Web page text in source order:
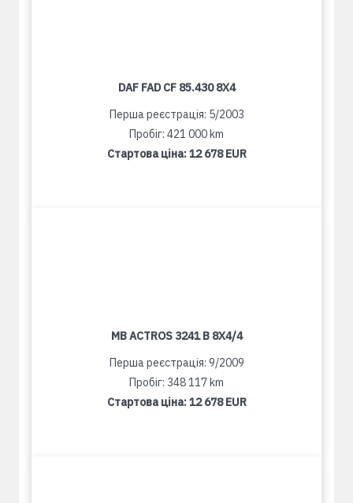
DAF FAD CF 85.430 8X4
Перша реєстрація: 5/2003
Пробіг: 421 000 km
Стартова ціна:12 678 EUR
MB ACTROS 3241 B 8X4/4
Перша реєстрація: 9/2009
Пробіг: 348 117 km
Стартова ціна:12 678 EUR